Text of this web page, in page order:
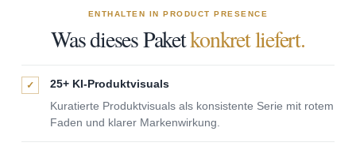
ENTHALTEN IN PRODUCT PRESENCE
Was dieses Paketkonkret liefert.
✓
25+ KI-Produktvisuals
Kuratierte Produktvisuals als konsistente Serie mit rotem
Faden und klarer Markenwirkung.